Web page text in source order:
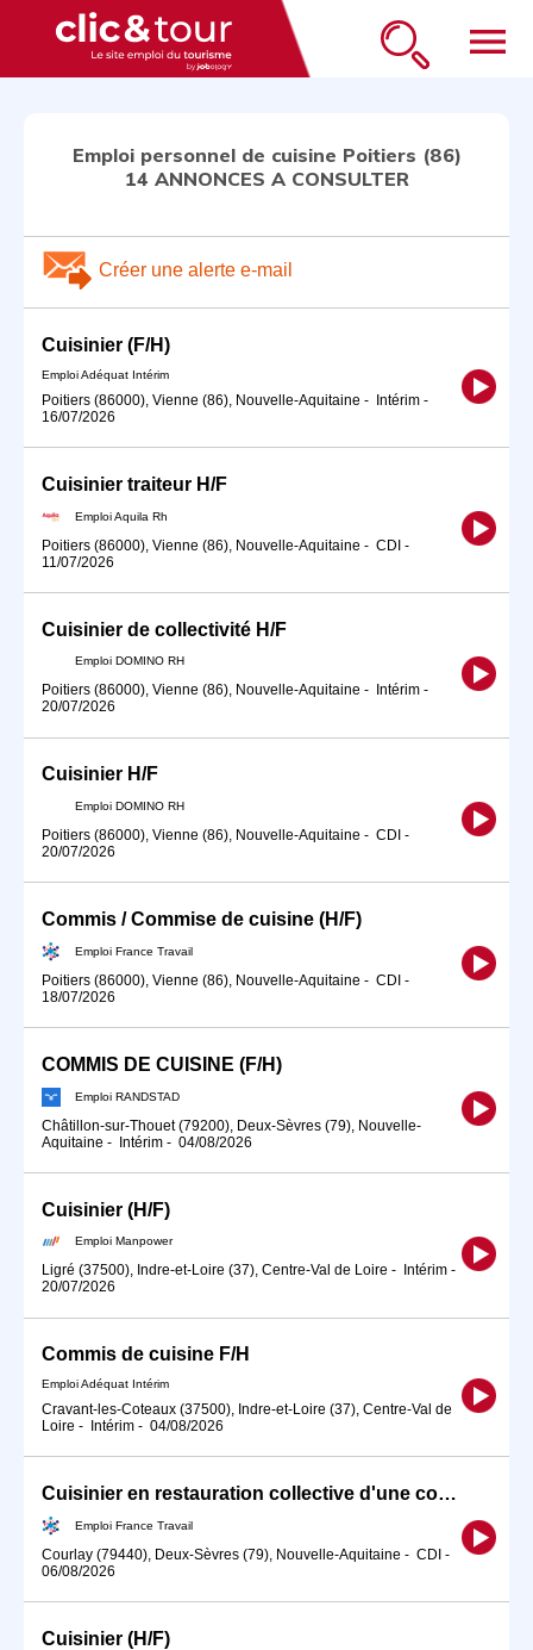
menu
Emploi personnel de cuisine Poitiers (86)
14 ANNONCES A CONSULTER
Créer une alerte e-mail
Cuisinier (F/H)
Emploi Adéquat Intérim
Poitiers (86000), Vienne (86), Nouvelle-Aquitaine - Intérim -
16/07/2026
Cuisinier traiteur H/F
Emploi Aquila Rh
Poitiers (86000), Vienne (86), Nouvelle-Aquitaine - CDI -
11/07/2026
Cuisinier de collectivité H/F
Emploi DOMINO RH
Poitiers (86000), Vienne (86), Nouvelle-Aquitaine - Intérim -
20/07/2026
Cuisinier H/F
Emploi DOMINO RH
Poitiers (86000), Vienne (86), Nouvelle-Aquitaine - CDI -
20/07/2026
Commis / Commise de cuisine (H/F)
Emploi France Travail
Poitiers (86000), Vienne (86), Nouvelle-Aquitaine - CDI -
18/07/2026
COMMIS DE CUISINE (F/H)
Emploi RANDSTAD
Châtillon-sur-Thouet (79200), Deux-Sèvres (79), Nouvelle-
Aquitaine - Intérim - 04/08/2026
Cuisinier (H/F)
Emploi Manpower
Ligré (37500), Indre-et-Loire (37), Centre-Val de Loire - Intérim -
20/07/2026
Commis de cuisine F/H
Emploi Adéquat Intérim
Cravant-les-Coteaux (37500), Indre-et-Loire (37), Centre-Val de
Loire - Intérim - 04/08/2026
Cuisinier en restauration collective d'une commune (H/F)
Emploi France Travail
Courlay (79440), Deux-Sèvres (79), Nouvelle-Aquitaine - CDI -
06/08/2026
Cuisinier (H/F)